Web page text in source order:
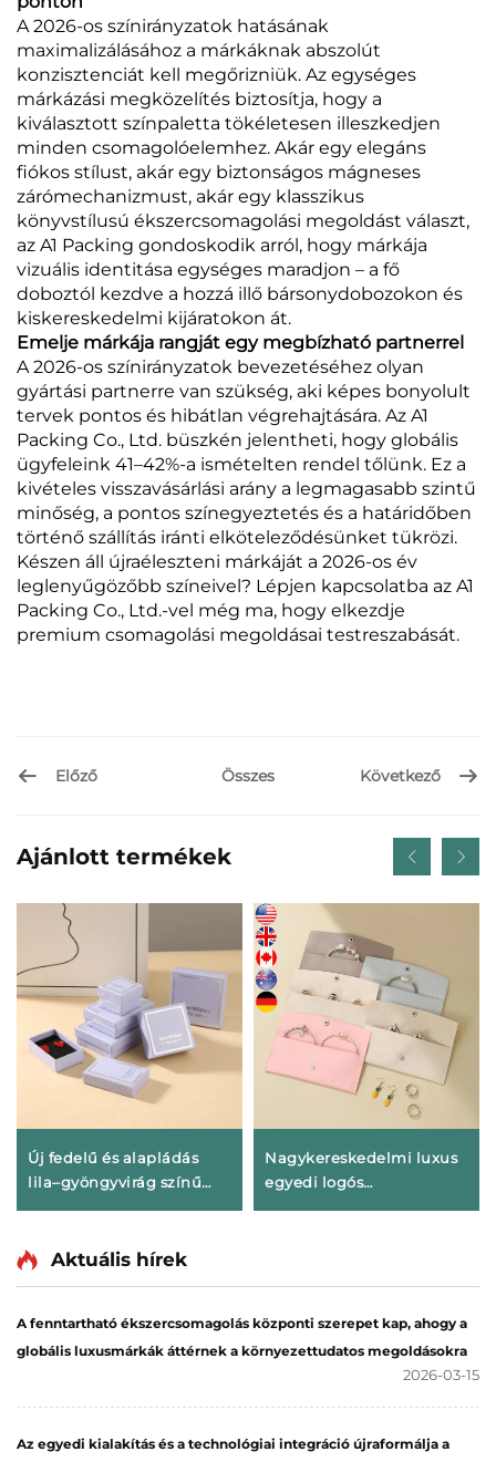
A 2026-os színirányzatok hatásának
maximalizálásához a márkáknak abszolút
konzisztenciát kell megőrizniük. Az egységes
márkázási megközelítés biztosítja, hogy a
kiválasztott színpaletta tökéletesen illeszkedjen
minden csomagolóelemhez. Akár egy elegáns
fiókos stílust, akár egy biztonságos mágneses
zárómechanizmust, akár egy klasszikus
könyvstílusú ékszercsomagolási megoldást választ,
az A1 Packing gondoskodik arról, hogy márkája
vizuális identitása egységes maradjon – a fő
doboztól kezdve a hozzá illő bársonydobozokon és
kiskereskedelmi kijáratokon át.
Emelje márkája rangját egy megbízható partnerrel
A 2026-os színirányzatok bevezetéséhez olyan
gyártási partnerre van szükség, aki képes bonyolult
tervek pontos és hibátlan végrehajtására. Az A1
Packing Co., Ltd. büszkén jelentheti, hogy globális
ügyfeleink 41–42%-a ismételten rendel tőlünk. Ez a
kivételes visszavásárlási arány a legmagasabb szintű
minőség, a pontos színegyeztetés és a határidőben
történő szállítás iránti elköteleződésünket tükrözi.
Készen áll újraéleszteni márkáját a 2026-os év
leglenyűgözőbb színeivel? Lépjen kapcsolatba az A1
Packing Co., Ltd.-vel még ma, hogy elkezdje
premium csomagolási megoldásai testreszabását.
Előző Összes Következő
Ajánlott termékek
Új fedelű és alapládás
lila–gyöngyvirág színű
gyűrűk és nyakláncok
Nagykereskedelmi luxus
egyedi logós
személyre szabott
ajándékdoboz nagy
Aktuális hírek
A fenntartható ékszercsomagolás központi szerepet kap, ahogy a
globális luxusmárkák áttérnek a környezettudatos megoldásokra
2026-03-15
Az egyedi kialakítás és a technológiai integráció újraformálja a